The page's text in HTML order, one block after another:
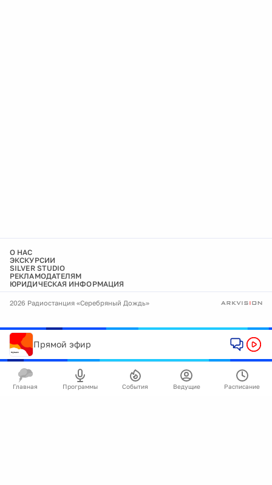
О НАС
ЭКСКУРСИИ
SILVER STUDIO
РЕКЛАМОДАТЕЛЯМ
ЮРИДИЧЕСКАЯ ИНФОРМАЦИЯ
2026 Радиостанция «Серебряный Дождь»
Прямой эфир
Главная Программы События Ведущие Расписание